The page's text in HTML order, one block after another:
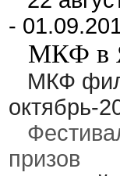
-
МКФ в
МКФ
октябрь-
призов